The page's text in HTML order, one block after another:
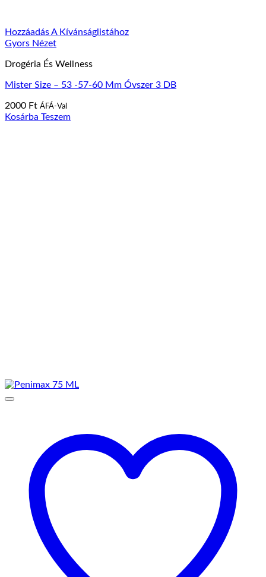
Hozzáadás A Kívánságlistához
Gyors Nézet
Drogéria És Wellness
Mister Size – 53 -57-60 Mm Óvszer 3 DB
2000 Ft ÁFÁ-Val
Kosárba Teszem